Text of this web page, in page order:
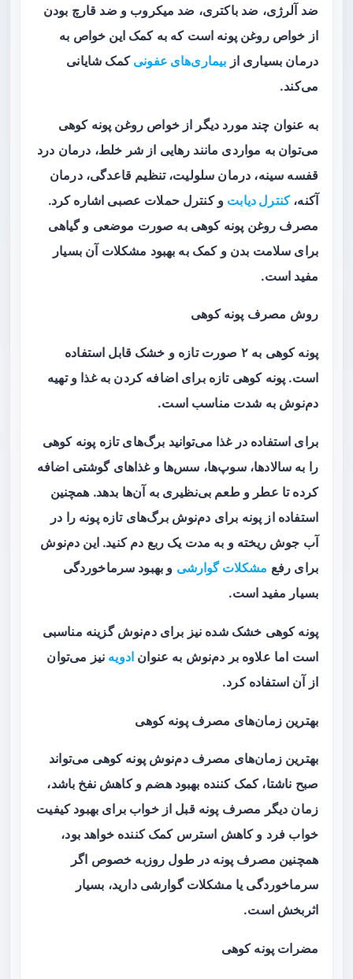
ضد آلرژی، ضد باکتری، ضد میکروب و ضد قارچ بودن
از خواص روغن پونه است که به کمک این خواص به
درمان بسیاری از بیماری‌های عفونی کمک شایانی
می‌کند.
به عنوان چند مورد دیگر از خواص روغن پونه کوهی
می‌توان به مواردی مانند رهایی از شر خلط، درمان درد
قفسه سینه، درمان سلولیت، تنظیم قاعدگی، درمان
آکنه،کنترل دیابت و کنترل حملات عصبی اشاره کرد.
مصرف روغن پونه کوهی به صورت موضعی و گیاهی
برای سلامت بدن و کمک به بهبود مشکلات آن بسیار
مفید است.
روش مصرف پونه کوهی
پونه کوهی به ۲ صورت تازه و خشک قابل استفاده
است. پونه کوهی تازه برای اضافه کردن به غذا و تهیه
دم‌نوش به شدت مناسب است.
برای استفاده در غذا می‌توانید برگ‌های تازه پونه کوهی
را به سالادها، سوپ‌ها، سس‌ها و غذاهای گوشتی اضافه
کرده تا عطر و طعم بی‌نظیری به آن‌ها بدهد. همچنین
استفاده از پونه برای دم‌نوش برگ‌های تازه پونه را در
آب جوش ریخته و به مدت یک ربع دم کنید. این دم‌نوش
برای رفع مشکلات گوارشی و بهبود سرماخوردگی
بسیار مفید است.
پونه کوهی خشک شده نیز برای دم‌نوش گزینه مناسبی
است اما علاوه بر دم‌نوش به عنوان ادویه نیز می‌توان
از آن استفاده کرد.
بهترین زمان‌های مصرف پونه کوهی
بهترین زمان‌های مصرف دم‌نوش پونه کوهی می‌تواند
صبح ناشتا، کمک کننده بهبود هضم و کاهش نفخ باشد،
زمان دیگر مصرف پونه قبل از خواب برای بهبود کیفیت
خواب فرد و کاهش استرس کمک کننده خواهد بود،
همچنین مصرف پونه در طول روزبه خصوص اگر
سرماخوردگی یا مشکلات گوارشی دارید، بسیار
اثربخش است.
مضرات پونه کوهی